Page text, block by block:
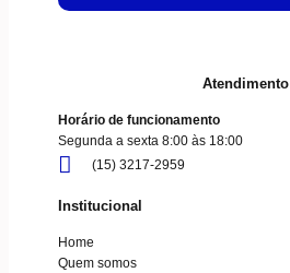
Atendimento
Horário de funcionamento
Segunda a sexta 8:00 às 18:00
(15) 3217-2959
Institucional
Home
Quem somos